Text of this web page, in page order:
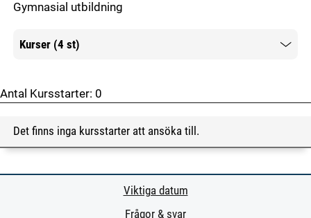
Gymnasial utbildning
Kurser (4 st)
Mer information
Antal Kursstarter: 0
Det finns inga kursstarter att ansöka till.
Viktiga datum
Frågor & svar